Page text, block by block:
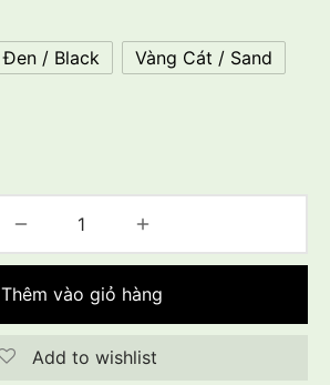
Đen / Black Vàng Cát / Sand
Thêm vào giỏ hàng
Add to wishlist